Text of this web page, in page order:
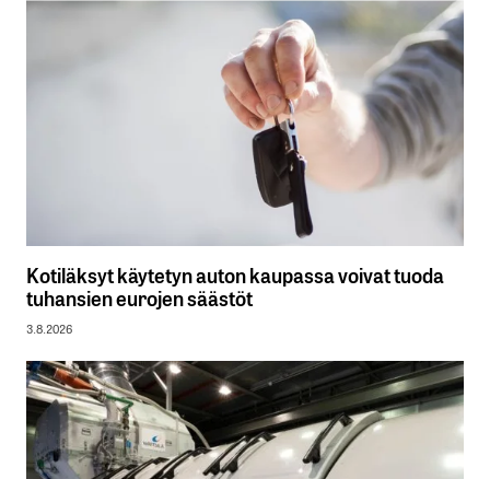
Kotiläksyt käytetyn auton kaupassa voivat tuoda
tuhansien eurojen säästöt
3.8.2026